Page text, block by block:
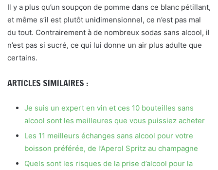
Il y a plus qu’un soupçon de pomme dans ce blanc pétillant,
et même s’il est plutôt unidimensionnel, ce n’est pas mal
du tout. Contrairement à de nombreux sodas sans alcool, il
n’est pas si sucré, ce qui lui donne un air plus adulte que
certains.
ARTICLES SIMILAIRES :
Je suis un expert en vin et ces 10 bouteilles sans
alcool sont les meilleures que vous puissiez acheter
Les 11 meilleurs échanges sans alcool pour votre
boisson préférée, de l’Aperol Spritz au champagne
Quels sont les risques de la prise d’alcool pour la